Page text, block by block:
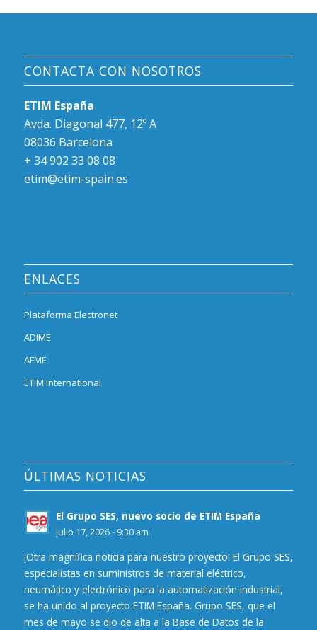
CONTACTA CON NOSOTROS
ETIM España
Avda. Diagonal 477, 12º A
08036 Barcelona
+ 34 902 33 08 08
etim@etim-spain.es
ENLACES
Plataforma Electronet
ADIME
AFME
ETIM International
ÚLTIMAS NOTICIAS
El Grupo SES, nuevo socio de ETIM España
julio 17, 2026 - 9:30 am
¡Otra magnífica noticia para nuestro proyecto! El Grupo SES,
especialistas en suministros de material eléctrico,
neumático y electrónico para la automatización industrial,
se ha unido al proyecto ETIM España. Grupo SES, que el
mes de mayo se dio de alta a la Base de Datos de la